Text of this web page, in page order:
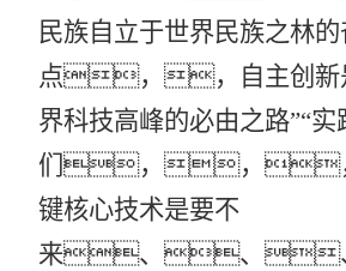
民族自立于世界民族之林
点，，自主创新
界科技高峰的必由之路”“
们，，
键核心技术是要不
来、、